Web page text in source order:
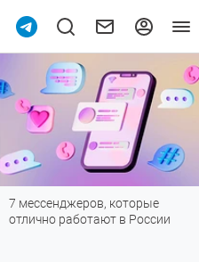
7 мессенджеров, которые
отлично работают в России